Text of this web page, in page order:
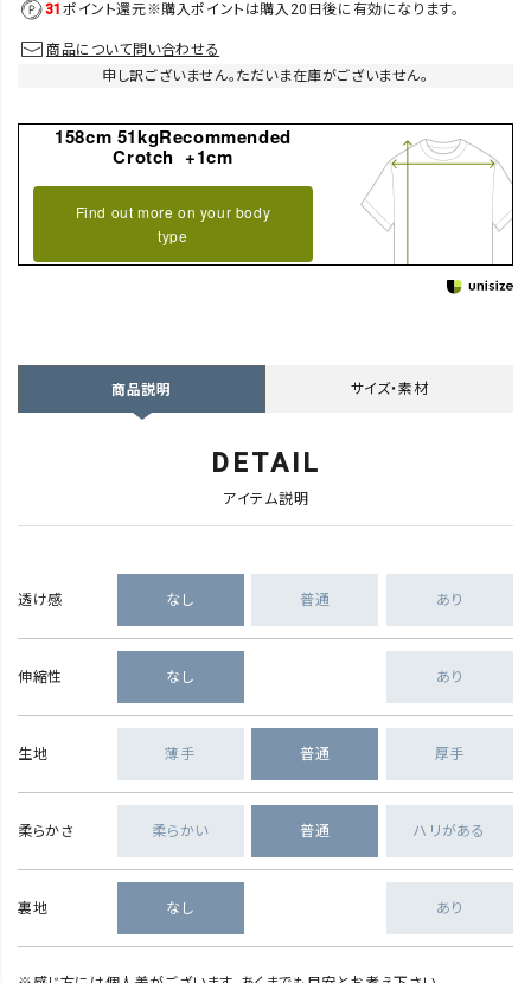
31 ポイント還元※購入ポイントは購入20日後に有効になります。
商品について問い合わせる
申し訳ございません。ただいま在庫がございません。
158cm 51kgRecommended
Crotch +1cm
Find out more on your body
type
商品説明 サイズ・素材
DETAIL
アイテム説明
透け感 なし 普通 あり
伸縮性 なし あり
生地 薄手 普通 厚手
柔らかさ 柔らかい 普通 ハリがある
裏地 なし あり